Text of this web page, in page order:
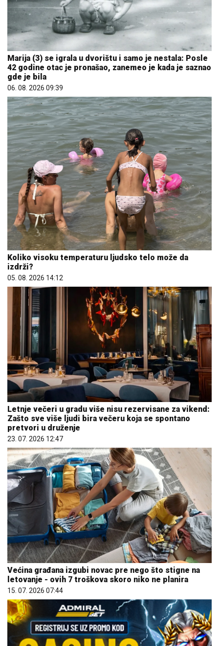
Marija (3) se igrala u dvorištu i samo je nestala: Posle
42 godine otac je pronašao, zanemeo je kada je saznao
gde je bila
06. 08. 2026 09:39
Koliko visoku temperaturu ljudsko telo može da
izdrži?
05. 08. 2026 14:12
Letnje večeri u gradu više nisu rezervisane za vikend:
Zašto sve više ljudi bira večeru koja se spontano
pretvori u druženje
23. 07. 2026 12:47
Većina građana izgubi novac pre nego što stigne na
letovanje - ovih 7 troškova skoro niko ne planira
15. 07. 2026 07:44